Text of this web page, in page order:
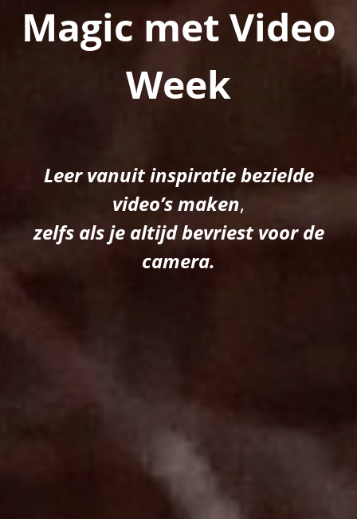
Magic met Video
Week
Leer vanuit inspiratie bezielde
video’s maken,
zelfs als je altijd bevriest voor de
camera.